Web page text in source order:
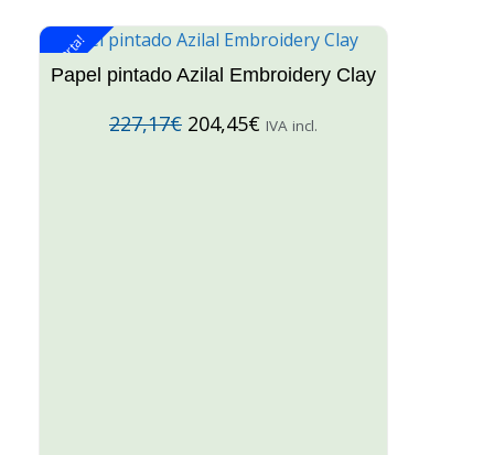
¡Oferta!
Papel pintado Azilal Embroidery Clay
227,17€ 204,45€ IVA incl.